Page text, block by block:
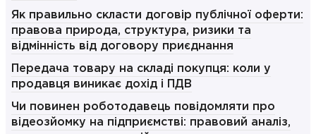
Як правильно скласти договір публічної оферти:
правова природа, структура, ризики та
відмінність від договору приєднання
Передача товару на складі покупця: коли у
продавця виникає дохід і ПДВ
Чи повинен роботодавець повідомляти про
відеозйомку на підприємстві: правовий аналіз,